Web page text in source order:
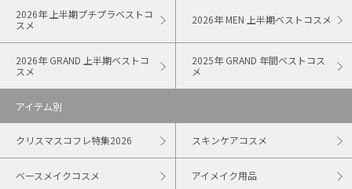
2026年 上半期プチプラベストコ
スメ
2026年 MEN 上半期ベストコスメ
2026年 GRAND 上半期ベストコ
スメ
2025年 GRAND 年間ベストコス
メ
アイテム別
クリスマスコフレ特集2026 スキンケアコスメ
ベースメイクコスメ アイメイク用品